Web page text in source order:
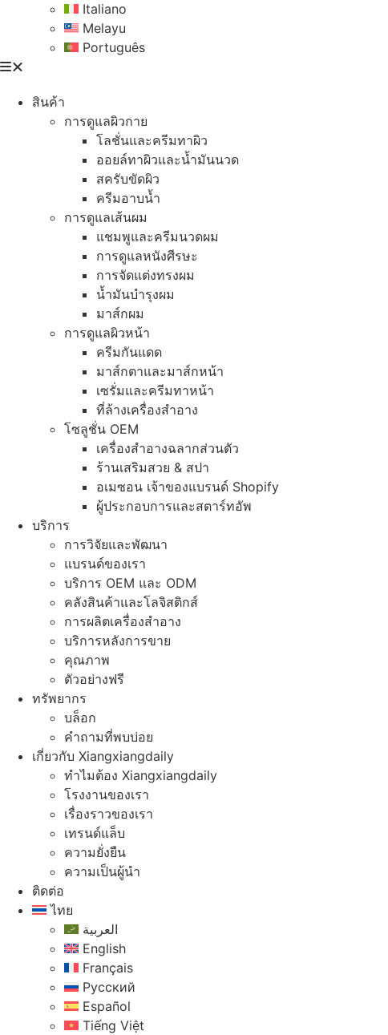
Italiano
Melayu
Português
สินค้า
การดูแลผิวกาย
โลชั่นและครีมทาผิว
ออยล์ทาผิวและน้ำมันนวด
สครับขัดผิว
ครีมอาบน้ำ
การดูแลเส้นผม
แชมพูและครีมนวดผม
การดูแลหนังศีรษะ
การจัดแต่งทรงผม
น้ำมันบำรุงผม
มาส์กผม
การดูแลผิวหน้า
ครีมกันแดด
มาส์กตาและมาส์กหน้า
เซรั่มและครีมทาหน้า
ที่ล้างเครื่องสำอาง
โซลูชั่น OEM
เครื่องสำอางฉลากส่วนตัว
ร้านเสริมสวย & สปา
อเมซอน เจ้าของแบรนด์ Shopify
ผู้ประกอบการและสตาร์ทอัพ
บริการ
การวิจัยและพัฒนา
แบรนด์ของเรา
บริการ OEM และ ODM
คลังสินค้าและโลจิสติกส์
การผลิตเครื่องสำอาง
บริการหลังการขาย
คุณภาพ
ตัวอย่างฟรี
ทรัพยากร
บล็อก
คําถามที่พบบ่อย
เกี่ยวกับ Xiangxiangdaily
ทําไมต้อง Xiangxiangdaily
โรงงานของเรา
เรื่องราวของเรา
เทรนด์แล็บ
ความยั่งยืน
ความเป็นผู้นํา
ติดต่อ
ไทย
العربية
English
Français
Русский
Español
Tiếng Việt